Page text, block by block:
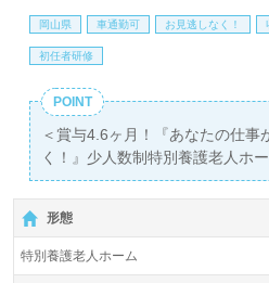
岡山県 車通勤可 お見逃しなく！
初任者研修
POINT
＜賞与4.6ヶ月！『あなたの仕事
く！』少人数制特別養護老人ホ
◎介護職/正社員募集◎【月給
国家資格介護福祉士有資格者向
歩15分。お車通勤可能です。
入居定員29名（ユニット型/全室
形態
特別養護老人ホーム